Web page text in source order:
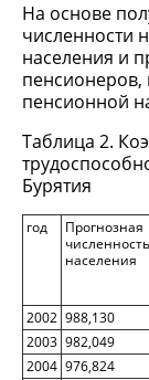
На основе
численности
населения и
пенсионеров,
пенсионной
Таблица 2.
Бурятия
год
Прогнозная
численность
населения
2002 988,130
2003 982,049
2004 976,824